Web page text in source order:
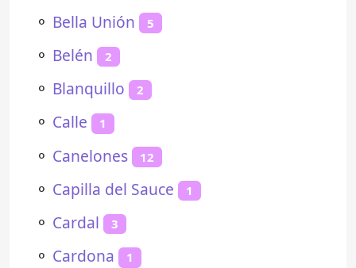
⚬ Bella Unión 5
⚬ Belén 2
⚬ Blanquillo 2
⚬ Calle 1
⚬ Canelones 12
⚬ Capilla del Sauce 1
⚬ Cardal 3
⚬ Cardona 1